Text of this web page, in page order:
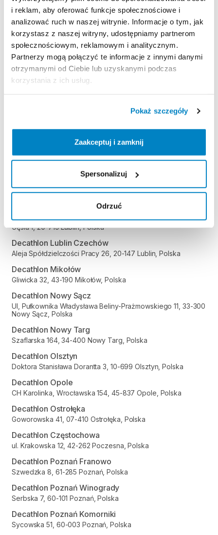
i reklam, aby oferować funkcje społecznościowe i
analizować ruch w naszej witrynie. Informacje o tym, jak
korzystasz z naszej witryny, udostępniamy partnerom
społecznościowym, reklamowym i analitycznym.
Partnerzy mogą połączyć te informacje z innymi danymi
otrzymanymi od Ciebie lub uzyskanymi podczas
korzystania z ich usług.
Pokaż szczegóły
Zaakceptuj i zamknij
Spersonalizuj
Odrzuć
Aleja Jana Pawła II 17, 58-500 Jelenia Góra, Polska
Decathlon Kalisz
Poznańska 80-86, 62-800 Kalisz, Polska
Decathlon Katowice Trzy Stawy
Alpejska 5, 40-507 Katowice, Polska
Decathlon Katowice
Polska
Decathlon Kraków Bronowice
Stawowa 61, 31-346 Kraków, Polska
Decathlon Kraków Zakopianka
Zakopiańska 62A, 30-418 Kraków, Polska
Decathlon Legnica
Objazdowa 9, 59-220 Legnica, Polska
Decathlon Lublin Węglin
Gęsia 1, 20-719 Lublin, Polska
Decathlon Lublin Czechów
Aleja Spółdzielczości Pracy 26, 20-147 Lublin, Polska
Decathlon Mikołów
Gliwicka 32, 43-190 Mikołów, Polska
Decathlon Nowy Sącz
Ul, Pułkownika Władysława Beliny-Prażmowskiego 11, 33-300
Nowy Sącz, Polska
Decathlon Nowy Targ
Szaflarska 164, 34-400 Nowy Targ, Polska
Decathlon Olsztyn
Doktora Stanisława Dorantta 3, 10-699 Olsztyn, Polska
Decathlon Opole
CH Karolinka, Wrocławska 154, 45-837 Opole, Polska
Decathlon Ostrołęka
Goworowska 41, 07-410 Ostrołęka, Polska
Decathlon Częstochowa
ul. Krakowska 12, 42-262 Poczesna, Polska
Decathlon Poznań Franowo
Szwedzka 8, 61-285 Poznań, Polska
Decathlon Poznań Winogrady
Serbska 7, 60-101 Poznań, Polska
Decathlon Poznań Komorniki
Sycowska 51, 60-003 Poznań, Polska